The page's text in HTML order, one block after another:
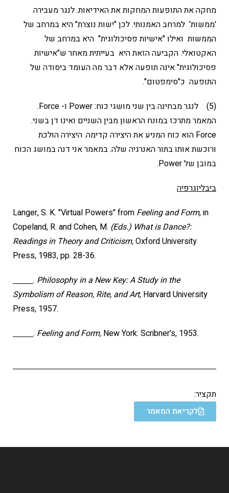
מחקה את התופעות המחקות את האידיאות. לנגר מעבירה
'ממשות' למרחב האמנותי. לכן "ישות נוצרת" היא במרחב של
הממשות ואילו "אישיות פסיכולוגית" היא במרחב של
האקטואלי. הקביעה הזאת היא בעייתית מאחר ש"אישיות
פסיכולוגית" אינה תופעה אלא דבר מה העומד ביסודה של
התופעה כ"סימפטום".
(5) לנגר מבחינה בין שני מושגי כוח: Power ו- Force.
המאמר מתרכז במונח הראשון מבין השניים ואינו דן בשני.
Force הוא כוח המניע את היצירה קדימה. היצירה הולכת
ורוכשת אותו בתור האנרגיה שלה. במאמר אני דנה במושג הכוח
במובן של Power.
ביבליוגרפיה
Langer, S. K. "Virtual Powers" from Feeling and Form, in
Copeland, R. and Cohen, M. (Eds.) What is Dance?:
Readings in Theory and Criticism,Oxford University
Press, 1983, pp. 28-36.
. Philosophy in a New Key: A Study in the
Symbolism of Reason, Rite, and Art, Harvard University
Press, 1957.
. Feeling and Form, New York: Scribner's, 1953.
תקציר:
לקריאת המאמר